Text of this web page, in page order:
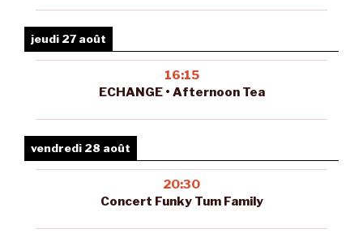
jeudi 27 août
16:15
ECHANGE • Afternoon Tea
vendredi 28 août
20:30
Concert Funky Tum Family